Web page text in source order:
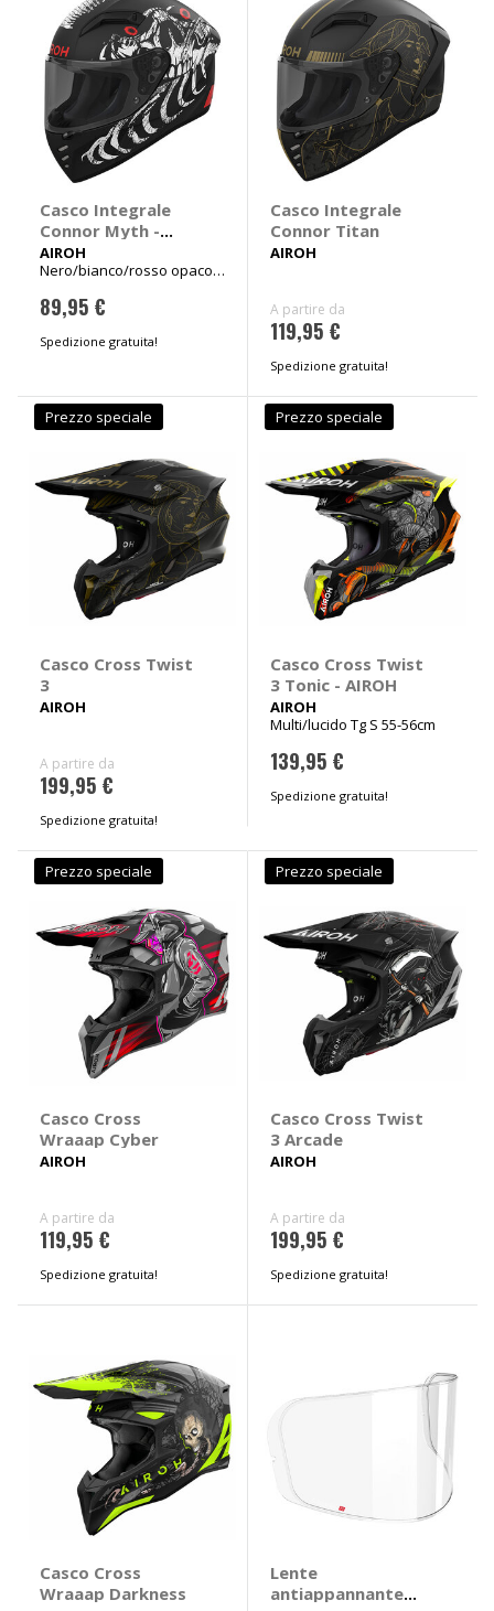
Casco Integrale
Connor Myth -
AIROH
AIROH
Nero/bianco/rosso opaco
89,95 €
Spedizione gratuita!
Casco Integrale
Connor Titan
AIROH
A partire da
119,95 €
Spedizione gratuita!
Prezzo speciale
Casco Cross Twist
3
AIROH
A partire da
199,95 €
Spedizione gratuita!
Prezzo speciale
Casco Cross Twist
3 Tonic - AIROH
AIROH
Multi/lucido Tg S 55-56cm
139,95 €
Spedizione gratuita!
Prezzo speciale
Casco Cross
Wraaap Cyber
AIROH
A partire da
119,95 €
Spedizione gratuita!
Prezzo speciale
Casco Cross Twist
3 Arcade
AIROH
A partire da
199,95 €
Spedizione gratuita!
Casco Cross
Wraaap Darkness
Lente
antiappannante